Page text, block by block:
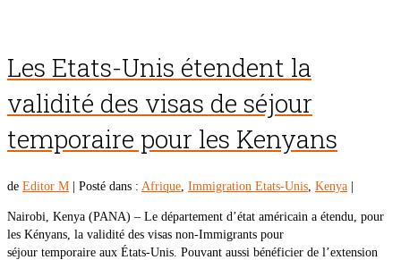
Les Etats-Unis étendent la
validité des visas de séjour
temporaire pour les Kenyans
de Editor M Posté dans : Afrique, Immigration Etats-Unis, Kenya
Nairobi, Kenya (PANA) – Le département d’état américain a étendu, pour
les Kényans, la validité des visas non-Immigrants pour
séjour temporaire aux États-Unis. Pouvant aussi bénéficier de l’extension